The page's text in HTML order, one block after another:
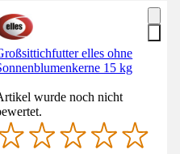
elles ohne
15 kg
wurde noch nicht